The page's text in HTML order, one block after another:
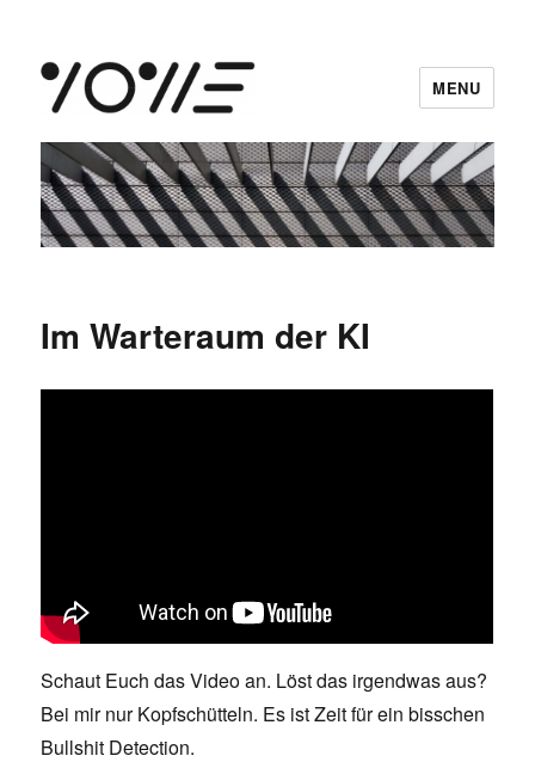
vowe dot net
MENU
Im Warteraum der KI
Schaut Euch das Video an. Löst das irgendwas aus?
Bei mir nur Kopfschütteln. Es ist Zeit für ein bisschen
Bullshit Detection.